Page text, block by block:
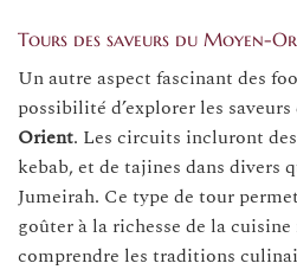
Tours des saveurs du Moyen-
Un autre aspect fascinant des
possibilité d’explorer les
Orient. Les circuits incluront
kebab, et de tajines dans divers
Jumeirah. Ce type de tour
goûter à la richesse de la cuisine
comprendre les traditions